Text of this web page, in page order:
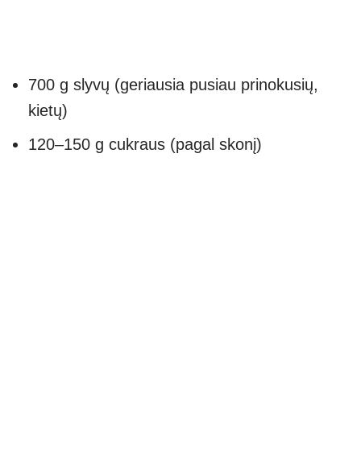
700 g slyvų (geriausia pusiau prinokusių,
kietų)
120–150 g cukraus (pagal skonį)